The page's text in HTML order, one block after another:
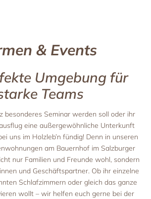
& Events
Umgebung für
Teams
besonderes Seminar werden soll oder ihr
eine außergewöhnliche Unterkunft
uns im Holzleb’n fündig! Denn in unseren
am Bauernhof im Salzburger
nur Familien und Freunde wohl, sondern
und Geschäftspartner. Ob ihr einzelne
Schlafzimmern oder gleich das ganze
wollt – wir helfen euch gerne bei der